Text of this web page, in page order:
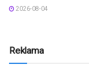
2026-08-04
Reklama